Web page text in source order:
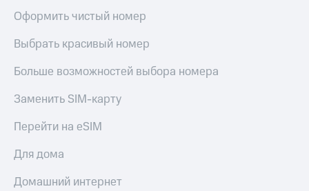
Оформить чистый номер
Выбрать красивый номер
Больше возможностей выбора номера
Заменить SIM-карту
Перейти на eSIM
Для дома
Домашний интернет